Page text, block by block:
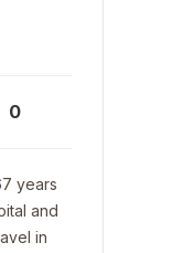
0
years
and
in